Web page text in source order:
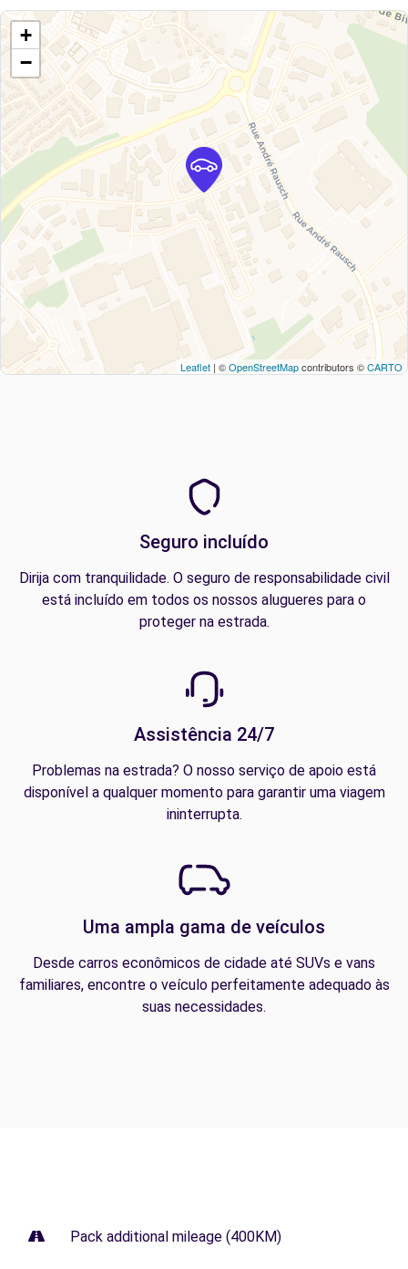
+
−
Leaflet | ©OpenStreetMapcontributors ©CARTO
Seguro incluído
Dirija com tranquilidade. O seguro de responsabilidade civil
está incluído em todos os nossos alugueres para o
proteger na estrada.
Assistência 24/7
Problemas na estrada? O nosso serviço de apoio está
disponível a qualquer momento para garantir uma viagem
ininterrupta.
Uma ampla gama de veículos
Desde carros econômicos de cidade até SUVs e vans
familiares, encontre o veículo perfeitamente adequado às
suas necessidades.
Pack additional mileage (400KM)